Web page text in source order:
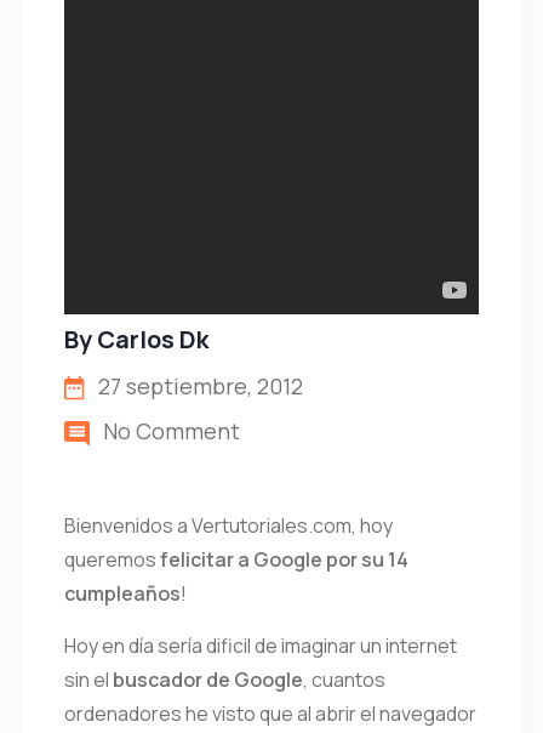
ByCarlos Dk
27 septiembre, 2012
No Comment
Bienvenidos a Vertutoriales.com, hoy
queremosfelicitar a Google por su 14
cumpleaños!
Hoy en día sería dificil de imaginar un internet
sin el buscador de Google, cuantos
ordenadores he visto que al abrir el navegador